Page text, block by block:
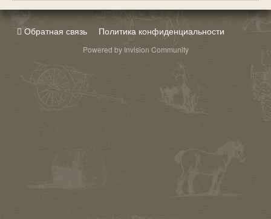
Обратная связь Политика конфиденциальности
Powered by Invision Community